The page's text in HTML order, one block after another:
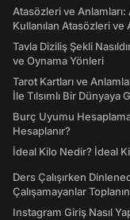
Atasözleri ve Anlamları:
Kullanılan Atasözleri ve
Tavla Diziliş Şekli
ve Oynama Yönleri
Tarot Kartları ve
İle Tılsımlı Bir Dünyaya
Burç Uyumu
Hesaplanır?
İdeal Kilo Nedir? İdeal
Ders Çalışırken
Çalışamayanlar
Instagram Giriş Nasıl